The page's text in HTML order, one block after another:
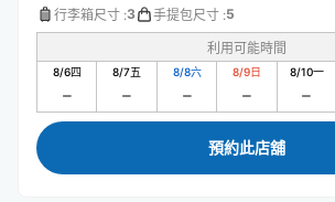
行李箱尺寸 :3 手提包尺寸 :5
利用可能時間
8/6四 8/7五 8/8六 8/9日 8/10一
預約此店舖